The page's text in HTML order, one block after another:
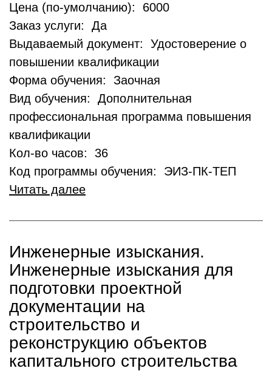
Цена (по-умолчанию): 6000
Заказ услуги: Да
Выдаваемый документ: Удостоверение о
повышении квалификации
Форма обучения: Заочная
Вид обучения: Дополнительная
профессиональная программа повышения
квалификации
Кол-во часов: 36
Код программы обучения: ЭИЗ-ПК-ТЕП
Читать далее
Инженерные изыскания.
Инженерные изыскания для
подготовки проектной
документации на
строительство и
реконструкцию объектов
капитального строительства